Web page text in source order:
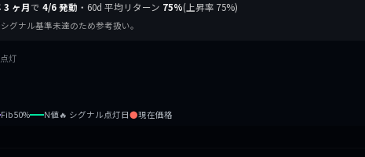
3 ヶ月で 4/6 発動 ・60d 平均リターン 75%(上昇率 75%)
グナル基準未達のため参考扱い。
灯
Fib50% N値🔥 シグナル点灯日●現在価格